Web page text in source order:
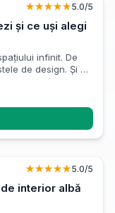
★★★★★5.0/5
și ce uși alegi
infinit. De
de design. Și pe
de elegantă,
să creezi un
există și o
★★★★★5.0/5
interior albă